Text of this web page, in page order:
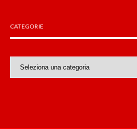
CATEGORIE
Categorie